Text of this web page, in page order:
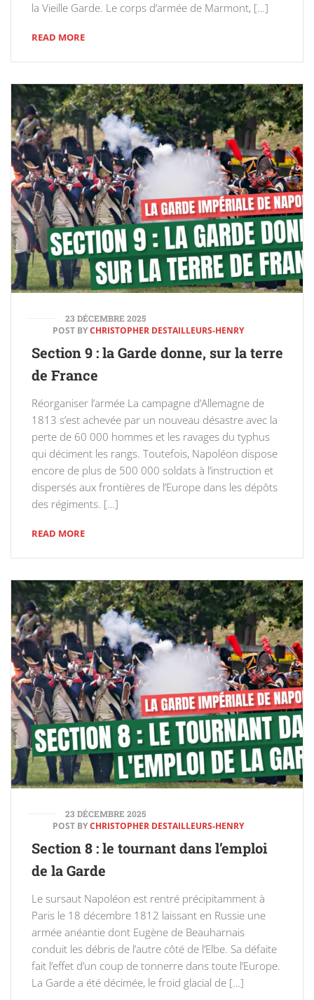
la Vieille Garde. Le corps d’armée de Marmont, […]
READ MORE
23 DÉCEMBRE 2025
POST BYCHRISTOPHER DESTAILLEURS-HENRY
Section 9 : la Garde donne, sur la terre
de France
Réorganiser l’armée La campagne d’Allemagne de
1813 s’est achevée par un nouveau désastre avec la
perte de 60 000 hommes et les ravages du typhus
qui déciment les rangs. Toutefois, Napoléon dispose
encore de plus de 500 000 soldats à l’instruction et
dispersés aux frontières de l’Europe dans les dépôts
des régiments. […]
READ MORE
23 DÉCEMBRE 2025
POST BYCHRISTOPHER DESTAILLEURS-HENRY
Section 8 : le tournant dans l’emploi
de la Garde
Le sursaut Napoléon est rentré précipitamment à
Paris le 18 décembre 1812 laissant en Russie une
armée anéantie dont Eugène de Beauharnais
conduit les débris de l’autre côté de l’Elbe. Sa défaite
fait l’effet d’un coup de tonnerre dans toute l’Europe.
La Garde a été décimée, le froid glacial de […]